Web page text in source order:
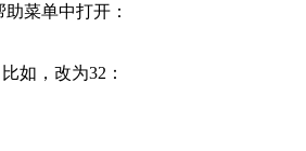
菜单中打开：
如，改为32：